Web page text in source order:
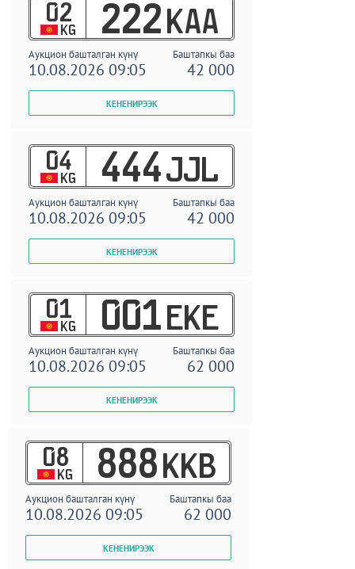
02
KG 222 KAA
Аукцион башталган күнү Баштапкы баа
10.08.2026 09:05 42 000
04
KG 444 JJL
Аукцион башталган күнү Баштапкы баа
10.08.2026 09:05 42 000
01
KG 001 EKE
Аукцион башталган күнү Баштапкы баа
10.08.2026 09:05 62 000
08
KG 888 KKB
Аукцион башталган күнү Баштапкы баа
10.08.2026 09:05 62 000